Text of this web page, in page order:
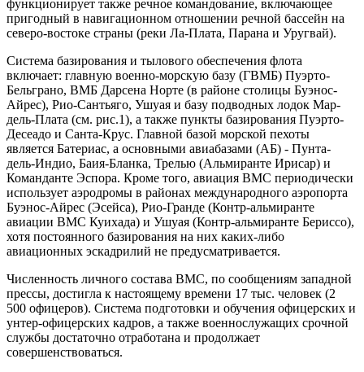
функционирует также речное командование, включающее
пригодный в навигационном отношении речной бассейн на
северо-востоке страны (реки Ла-Плата, Парана и Уругвай).
Система базирования и тылового обеспечения флота
включает: главную военно-морскую базу (ГВМБ) Пуэрто-
Бельграно, ВМБ Дарсена Норте (в районе столицы Буэнос-
Айрес), Рио-Сантьяго, Ушуая и базу подводных лодок Мар-
дель-Плата (см. рис.1), а также пункты базирования Пуэрто-
Десеадо и Санта-Крус. Главной базой морской пехоты
является Батериас, а основными авиабазами (АБ) - Пунта-
дель-Индио, Баия-Бланка, Трелью (Альмиранте Ирисар) и
Команданте Эспора. Кроме того, авиация ВМС периодически
использует аэродромы в районах международного аэропорта
Буэнос-Айрес (Эсейса), Рио-Гранде (Контр-альмиранте
авиации ВМС Куихада) и Ушуая (Контр-альмиранте Бериссо),
хотя постоянного базирования на них каких-либо
авиационных эскадрилий не предусматривается.
Численность личного состава ВМС, по сообщениям западной
прессы, достигла к настоящему времени 17 тыс. человек (2
500 офицеров). Система подготовки и обучения офицерских и
унтер-офицерских кадров, а также военнослужащих срочной
службы достаточно отработана и продолжает
совершенствоваться.